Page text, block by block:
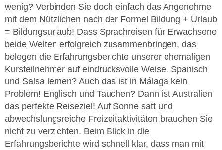
wenig? Verbinden Sie doch einfach das Angenehme
mit dem Nützlichen nach der Formel Bildung + Urlaub
= Bildungsurlaub! Dass Sprachreisen für Erwachsene
beide Welten erfolgreich zusammenbringen, das
belegen die Erfahrungsberichte unserer ehemaligen
Kursteilnehmer auf eindrucksvolle Weise. Spanisch
und Salsa lernen? Auch das ist in Málaga kein
Problem! Englisch und Tauchen? Dann ist Australien
das perfekte Reiseziel! Auf Sonne satt und
abwechslungsreiche Freizeitaktivitäten brauchen Sie
nicht zu verzichten. Beim Blick in die
Erfahrungsberichte wird schnell klar, dass man mit